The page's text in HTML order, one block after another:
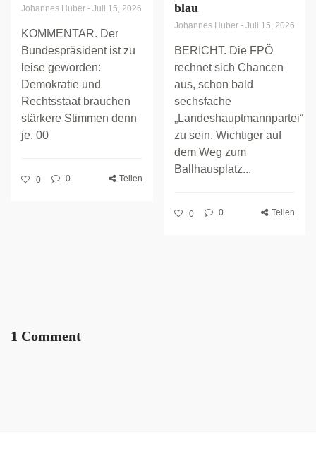
Johannes Huber - Juli 15, 2026
KOMMENTAR. Der
Bundespräsident ist zu
leise geworden:
Demokratie und
Rechtsstaat brauchen
stärkere Stimmen denn
je. 00
0 0 Teilen
blau
Johannes Huber - Juli 15, 2026
BERICHT. Die FPÖ
rechnet sich Chancen
aus, schon bald
sechsfache
„Landeshauptmannpartei“
zu sein. Wichtiger auf
dem Weg zum
Ballhausplatz...
0 0 Teilen
1 Comment